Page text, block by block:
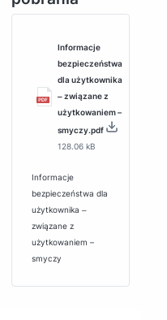
Informacje
bezpieczeństwa
dla użytkownika
‒ związane z
użytkowaniem –
smyczy.pdf
128.06 kB
Informacje
bezpieczeństwa dla
użytkownika ‒
związane z
użytkowaniem –
smyczy